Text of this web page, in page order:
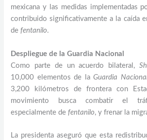
mexicana y las medidas implementadas
contribuido significativamente a la caída
defentanilo.
Despliegue de la Guardia Nacional
Como parte de un acuerdo bilateral,
10,000 elementos de laGuardia
3,200 kilómetros de frontera con
movimiento busca combatir el
especialmente defentanilo, y frenar la
La presidenta aseguró que esta